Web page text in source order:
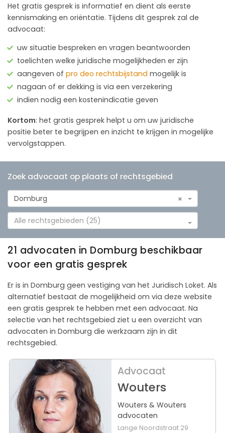
Het gratis gesprek is informatief en dient als eerste
kennismaking en oriëntatie. Tijdens dit gesprek zal de
advocaat:
uw situatie bespreken en vragen beantwoorden
toelichten welke juridische mogelijkheden er zijn
aangeven of pro deo rechtsbijstand mogelijk is
nagaan of er dekking is via een verzekering
indien nodig een kostenindicatie geven
Kortom: het gratis gesprek helpt u om uw juridische
positie beter te begrijpen en inzicht te krijgen in mogelijke
vervolgstappen.
Zoek advocaat op plaats of rechtsgebied
×
Domburg
Alle rechtsgebieden (25)
21 advocaten in Domburg beschikbaar
voor een gratis gesprek
Er is in Domburg geen vestiging van het Juridisch Loket. Als
alternatief bestaat de mogelijkheid om via deze website
een gratis gesprek te hebben met een advocaat. Na
selectie van het rechtsgebied ziet u een overzicht van
advocaten in Domburg die werkzaam zijn in dit
rechtsgebied.
Advocaat
Wouters
Wouters & Wouters
advocaten
Lange Noordstraat 29